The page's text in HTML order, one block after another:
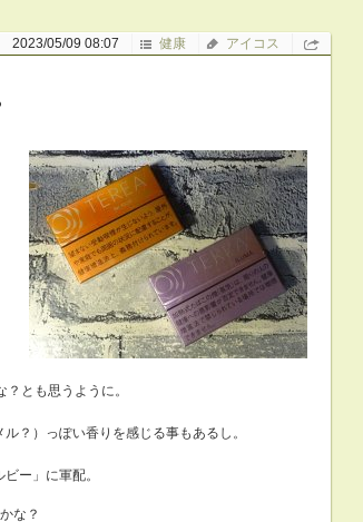
2023/05/09 08:07 健康 アイコス
とも思うように。
？）っぽい香りを感じる事もあるし。
ー」に軍配。
な？